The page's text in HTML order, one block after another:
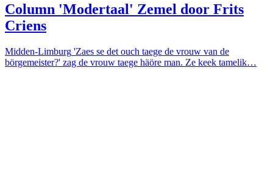
Column 'Modertaal' Zemel door Frits
Criens
Midden-Limburg 'Zaes se det ouch taege de vrouw van de
börgemeister?' zag de vrouw taege häöre man. Ze keek tamelik…